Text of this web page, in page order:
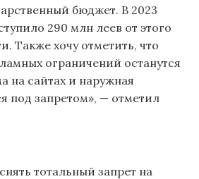
бюджет. В 2023
290 млн леев от этого
Также хочу отметить, что
ограничений останутся
на сайтах и наружная
под запретом», — отметил
тотальный запрет на